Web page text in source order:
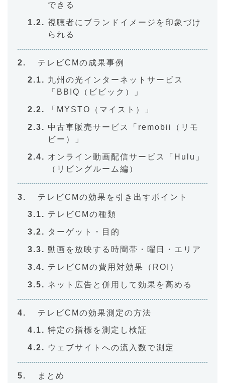
できる
視聴者にブランドイメージを印象づけ
られる
テレビCMの成果事例
九州の光インターネットサービス
「BBIQ（ビビック）」
「MYSTO（マイスト）」
中古車販売サービス「remobii（リモ
ビー）」
オンライン動画配信サービス「Hulu」
（リビングルーム編）
テレビCMの効果を引き出すポイント
テレビCMの種類
ターゲット・目的
動画を放映する時間帯・曜日・エリア
テレビCMの費用対効果（ROI）
ネット広告と併用して効果を高める
テレビCMの効果測定の方法
特定の指標を測定し検証
ウェブサイトへの流入数で測定
まとめ